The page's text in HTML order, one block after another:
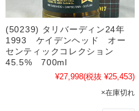
(50239) タリバーディン24年
1993 ケイデンヘッド オー
センティックコレクション
45.5% 700ml
¥27,998(税抜 ¥25,453)
×在庫切れ